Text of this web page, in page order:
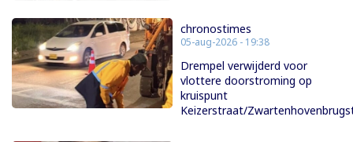
chronostimes
05-aug-2026 - 19:38
Drempel verwijderd voor
vlottere doorstroming op
kruispunt
Keizerstraat/